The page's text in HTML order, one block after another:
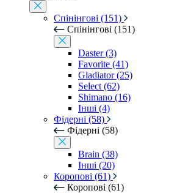
Спінінгові (151)
Спінінгові (151)
Daster (3)
Favorite (41)
Gladiator (25)
Select (62)
Shimano (16)
Інші (4)
Фідерні (58)
Фідерні (58)
Brain (38)
Інші (20)
Коропові (61)
Коропові (61)